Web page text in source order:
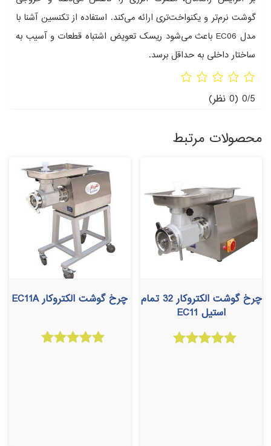
گوشت نرم‌تر و یکنواخت‌تری ارائه می‌کند. استفاده از تکنسین آشنا با
مدل EC06 باعث می‌شود ریسک تعویض اشتباه قطعات و آسیب به
ساختار داخلی به حداقل برسد.
0/5 (0 نظر)
محصولات مرتبط
چرخ گوشت الکتروکار 32 تمام
استیل EC11
چرخ گوشت الکتروکار EC11A